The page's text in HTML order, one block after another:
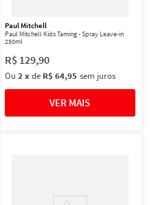
Paul Mitchell
Paul Mitchell Kids Taming - Spray Leave-in
250ml
R$ 129,90
Ou 2 xde R$ 64,95 sem juros